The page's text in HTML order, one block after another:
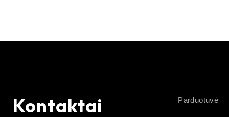
Kontaktai Parduotuvė